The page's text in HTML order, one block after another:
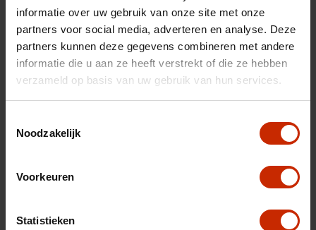
informatie over uw gebruik van onze site met onze
partners voor social media, adverteren en analyse. Deze
partners kunnen deze gegevens combineren met andere
informatie die u aan ze heeft verstrekt of die ze hebben
verzameld op basis van uw gebruik van hun services.
Noodzakelijk
Voorkeuren
Statistieken